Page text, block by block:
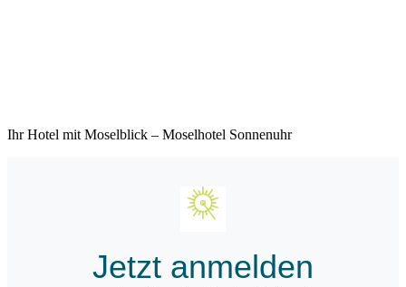
Ihr Hotel mit Moselblick – Moselhotel Sonnenuhr
Jetzt anmelden